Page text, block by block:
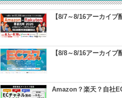
【8/7～8/16アーカイ
【8/8～8/16アーカイ
Amazon？楽天？自社